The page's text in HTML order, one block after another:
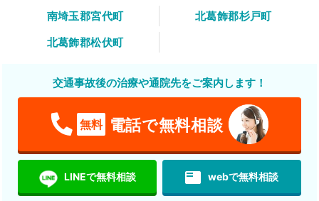
南埼玉郡宮代町
北葛飾郡杉戸町
北葛飾郡松伏町
交通事故後の治療や通院先をご案内します！
無料 電話で無料相談
LINEで無料相談 featured_play_list webで無料相談